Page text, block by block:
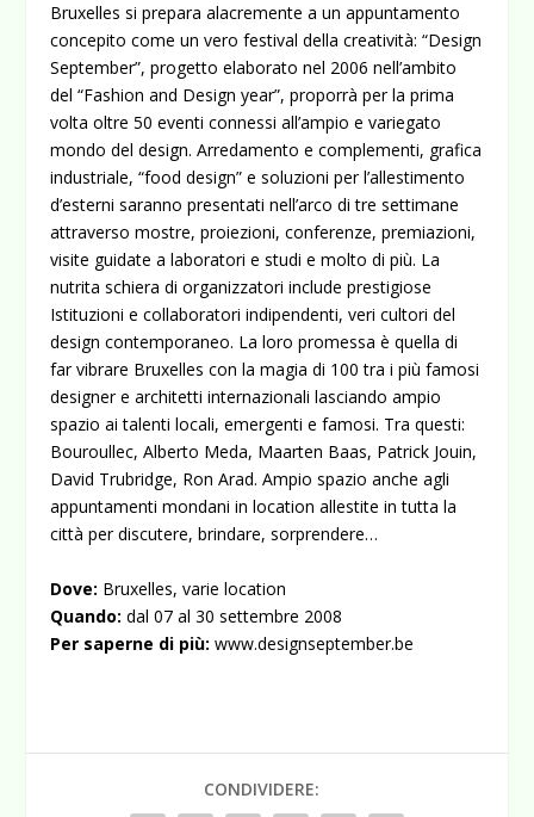
Bruxelles si prepara alacremente a un appuntamento
concepito come un vero festival della creatività: “Design
September”, progetto elaborato nel 2006 nell’ambito
del “Fashion and Design year”, proporrà per la prima
volta oltre 50 eventi connessi all’ampio e variegato
mondo del design. Arredamento e complementi, grafica
industriale, “food design” e soluzioni per l’allestimento
d’esterni saranno presentati nell’arco di tre settimane
attraverso mostre, proiezioni, conferenze, premiazioni,
visite guidate a laboratori e studi e molto di più. La
nutrita schiera di organizzatori include prestigiose
Istituzioni e collaboratori indipendenti, veri cultori del
design contemporaneo. La loro promessa è quella di
far vibrare Bruxelles con la magia di 100 tra i più famosi
designer e architetti internazionali lasciando ampio
spazio ai talenti locali, emergenti e famosi. Tra questi:
Bouroullec, Alberto Meda, Maarten Baas, Patrick Jouin,
David Trubridge, Ron Arad. Ampio spazio anche agli
appuntamenti mondani in location allestite in tutta la
città per discutere, brindare, sorprendere…
Dove: Bruxelles, varie location
Quando: dal 07 al 30 settembre 2008
Per saperne di più: www.designseptember.be
CONDIVIDERE: